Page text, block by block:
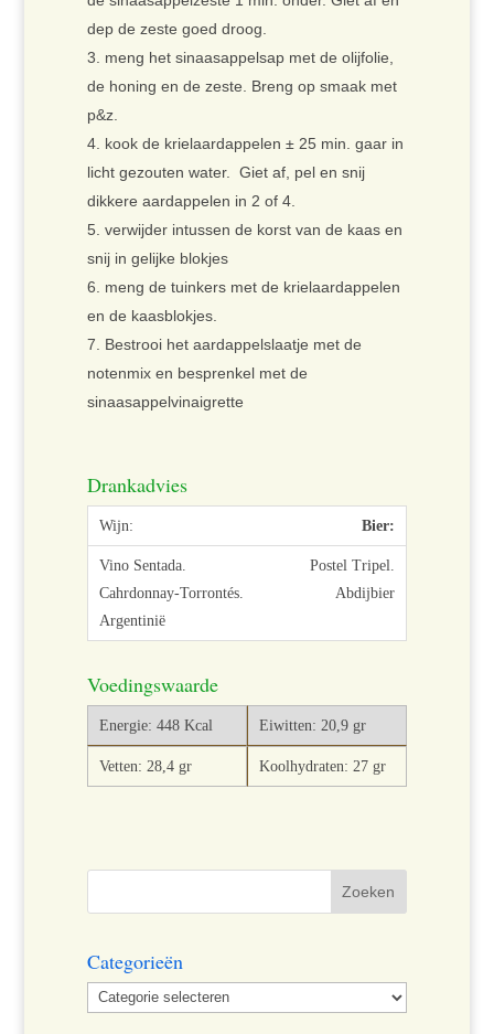
dep de zeste goed droog.
meng het sinaasappelsap met de olijfolie,
de honing en de zeste. Breng op smaak met
p&z.
kook de krielaardappelen ± 25 min. gaar in
licht gezouten water. Giet af, pel en snij
dikkere aardappelen in 2 of 4.
verwijder intussen de korst van de kaas en
snij in gelijke blokjes
meng de tuinkers met de krielaardappelen
en de kaasblokjes.
Bestrooi het aardappelslaatje met de
notenmix en besprenkel met de
sinaasappelvinaigrette
Drankadvies
Bier:
Postel Tripel.
Abdijbier
Voedingswaarde
Energie: 448 Kcal Eiwitten: 20,9 gr
Vetten: 28,4 gr Koolhydraten: 27 gr
Categorieën
Categorieën